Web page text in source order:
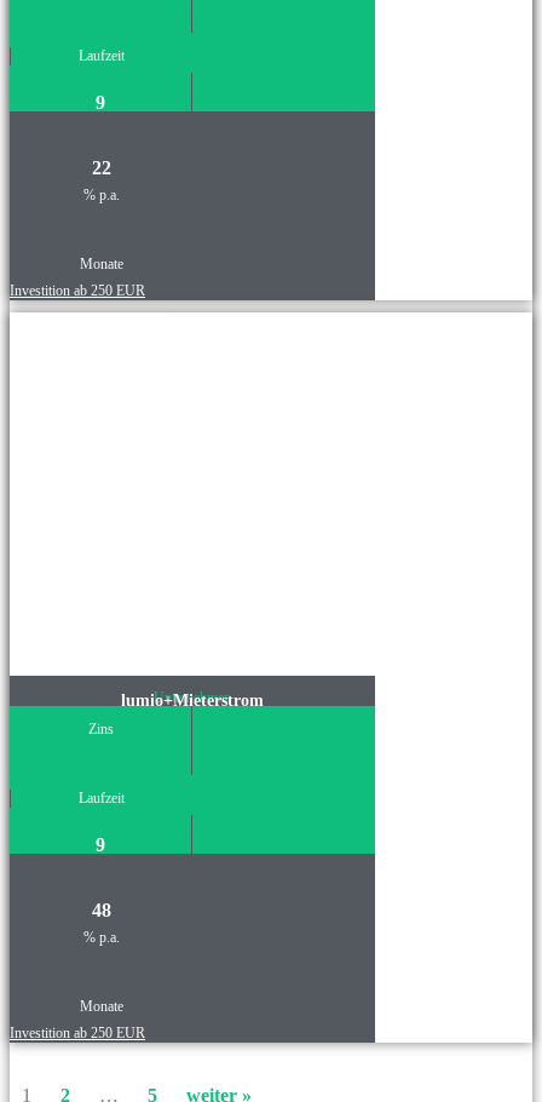
Laufzeit
9
22
% p.a.
Monate
Investition ab 250 EUR
Unternehmen
lumio+Mieterstrom
Zins
Laufzeit
9
48
% p.a.
Monate
Investition ab 250 EUR
1 2 … 5 weiter »